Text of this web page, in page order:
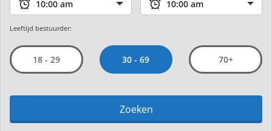
Leeftijd bestuurder:
18 - 29 30 - 69 70+
Zoeken